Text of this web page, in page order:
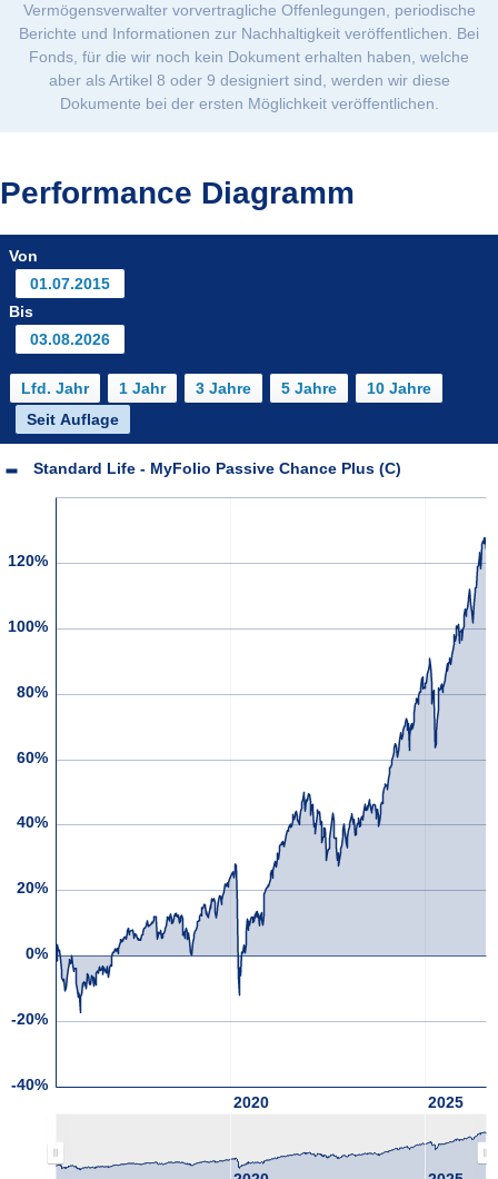
Vermögensverwalter vorvertragliche Offenlegungen, periodische
Berichte und Informationen zur Nachhaltigkeit veröffentlichen. Bei
Fonds, für die wir noch kein Dokument erhalten haben, welche
aber als Artikel 8 oder 9 designiert sind, werden wir diese
Dokumente bei der ersten Möglichkeit veröffentlichen.
Performance Diagramm
Von
Bis
Standard Life - MyFolio Passive Chance Plus (C)
2020 2025
-40%
-20%
0%
20%
40%
60%
80%
100%
120%